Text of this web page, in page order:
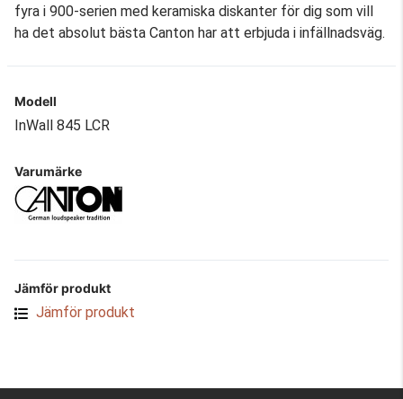
fyra i 900-serien med keramiska diskanter för dig som vill
ha det absolut bästa Canton har att erbjuda i infällnadsväg.
Modell
InWall 845 LCR
Varumärke
Jämför produkt
Jämför produkt